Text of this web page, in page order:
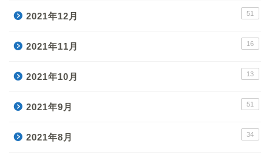
2021年12月 51
2021年11月 16
2021年10月 13
2021年9月 51
2021年8月 34